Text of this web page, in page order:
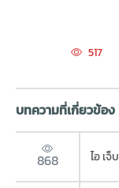
517
บทความที่เกี่ยวข้อง
868 ไอ เ